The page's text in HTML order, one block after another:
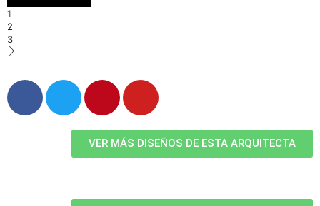
1
2
3
VER MÁS DISEÑOS DE ESTA ARQUITECTA